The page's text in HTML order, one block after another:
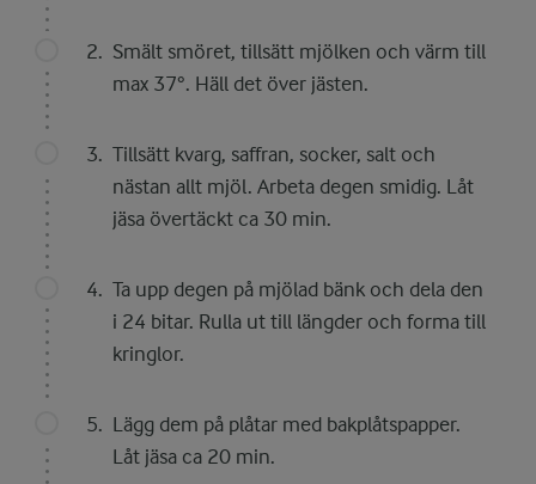
Smält smöret, tillsätt mjölken och värm till
max 37°. Häll det över jästen.
Tillsätt kvarg, saffran, socker, salt och
nästan allt mjöl. Arbeta degen smidig. Låt
jäsa övertäckt ca 30 min.
Ta upp degen på mjölad bänk och dela den
i 24 bitar. Rulla ut till längder och forma till
kringlor.
Lägg dem på plåtar med bakplåtspapper.
Låt jäsa ca 20 min.